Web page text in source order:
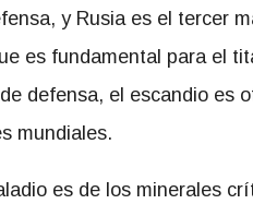
y Rusia es el tercer
es fundamental para el
defensa, el escandio es
mundiales.
es de los minerales